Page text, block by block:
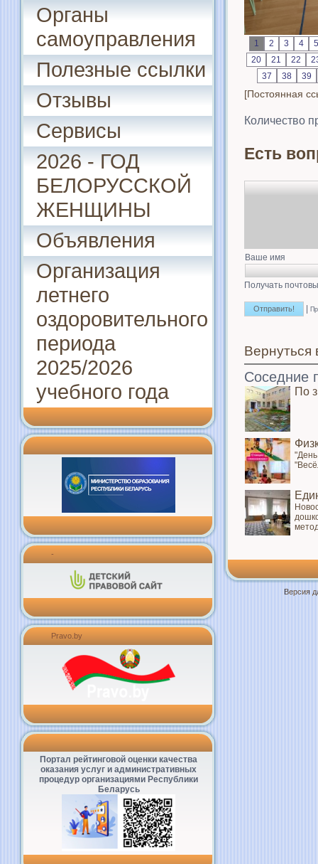
Органы
самоуправления
Полезные ссылки
Отзывы
Сервисы
2026 - ГОД
БЕЛОРУССКОЙ
ЖЕНЩИНЫ
Объявления
Организация
летнего
оздоровительного
периода
2025/2026
учебного года
-
Pravo.by
Портал рейтинговой оценки качества
оказания услуг и административных
процедур организациями Республики
Беларусь
1 2 3 4
5
20
21 22
37
38 39
[Постоянная
Количество
Есть
Ваше имя
Получать
Вернуться
Соседние
По
Версия